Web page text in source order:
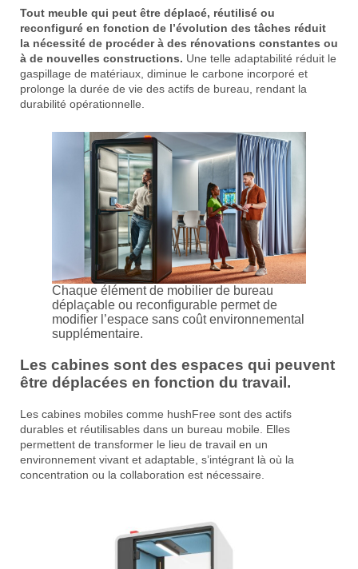
Tout meuble qui peut être déplacé, réutilisé ou
reconfiguré en fonction de l’évolution des tâches réduit
la nécessité de procéder à des rénovations constantes ou
à de nouvelles constructions. Une telle adaptabilité réduit le
gaspillage de matériaux, diminue le carbone incorporé et
prolonge la durée de vie des actifs de bureau, rendant la
durabilité opérationnelle.
Chaque élément de mobilier de bureau
déplaçable ou reconfigurable permet de
modifier l’espace sans coût environnemental
supplémentaire.
Les cabines sont des espaces qui peuvent
être déplacées en fonction du travail.
Les cabines mobiles comme hushFree sont des actifs
durables et réutilisables dans un bureau mobile. Elles
permettent de transformer le lieu de travail en un
environnement vivant et adaptable, s’intégrant là où la
concentration ou la collaboration est nécessaire.